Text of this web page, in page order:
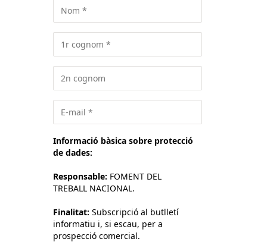
Informació bàsica sobre protecció
de dades:
Responsable: FOMENT DEL
TREBALL NACIONAL.
Finalitat: Subscripció al butlletí
informatiu i, si escau, per a
prospecció comercial.